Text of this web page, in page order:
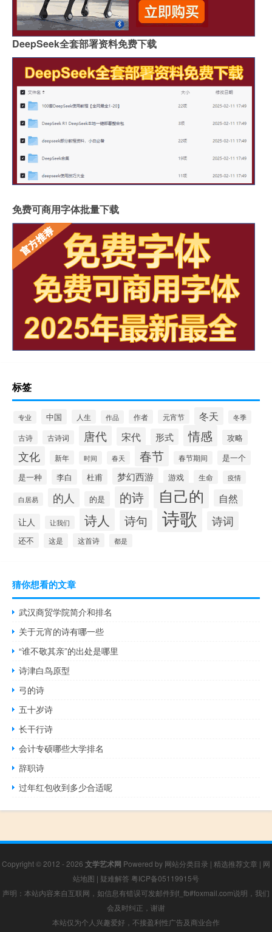
DeepSeek全套部署资料免费下载
免费可商用字体批量下载
标签
专业 中国 人生 作品 作者 元宵节 冬天 冬季
古诗 古诗词 唐代 宋代 形式 情感 攻略
文化 新年 时间 春天 春节 春节期间 是一个
是一种 李白 杜甫 梦幻西游 游戏 生命 疫情
白居易 的人 的是 的诗 自己的 自然
让人 让我们 诗人 诗句 诗歌 诗词
还不 这是 这首诗 都是
猜你想看的文章
武汉商贸学院简介和排名
关于元宵的诗有哪一些
“谁不敬其亲”的出处是哪里
诗津白鸟原型
弓的诗
五十岁诗
长干行诗
会计专硕哪些大学排名
辞职诗
过年红包收到多少合适呢
Copyright © 2012 - 2026 文学艺术网 Powered by 网站分类目录 | 精选推荐文章 | 网
站地图 | 疑难解答 粤ICP备05119915号
声明：本站内容来自互联网，如信息有错误可发邮件到f_fb#foxmail.com说明，我们
会及时纠正，谢谢
本站仅为个人兴趣爱好，不接盈利性广告及商业合作